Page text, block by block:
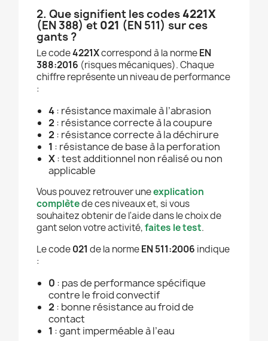
2. Que signifient les codes 4221X
(EN 388) et 021 (EN 511) sur ces
gants ?
Le code4221Xcorrespond à la normeEN
388:2016 (risques mécaniques). Chaque
chiffre représente un niveau de performance
:
4: résistance maximale à l’abrasion
2: résistance correcte à la coupure
2: résistance correcte à la déchirure
1 : résistance de base à la perforation
X: test additionnel non réalisé ou non
applicable
Vous pouvez retrouver uneexplication
complètede ces niveaux et, si vous
souhaitez obtenir de l'aide dans le choix de
gant selon votre activité,faites le test.
Le code021 de la normeEN 511:2006 indique
:
0 : pas de performance spécifique
contre le froid convectif
2: bonne résistance au froid de
contact
1 : gant imperméable à l’eau